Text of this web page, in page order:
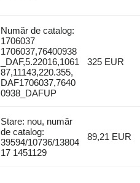
Număr de catalog:
1706037
1706037,76400938
_DAF,5.22016,1061
87,11143,220.355,
DAF1706037,7640
0938_DAFUP
325 EUR
Stare: nou, număr
de catalog:
39594/10736/13804
17 1451129
89,21 EUR